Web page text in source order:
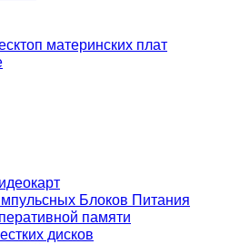
материнских плат
Блоков Питания
памяти
дисков